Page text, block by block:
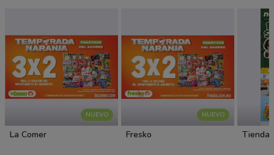
NUEVO
La Comer
NUEVO
Fresko